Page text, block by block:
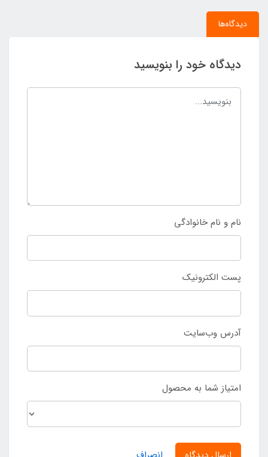
دیدگاه‌ها
دیدگاه خود را بنویسید
نام و نام خانوادگی
پست الکترونیک
آدرس وب‌سایت
امتیاز شما به محصول